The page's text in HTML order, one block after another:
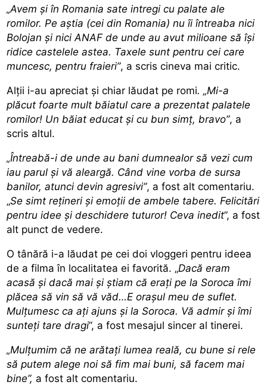
„Avem și în Romania sate intregi cu palate ale
romilor. Pe aștia (cei din Romania) nu îi întreaba nici
Bolojan și nici ANAF de unde au avut milioane să își
ridice castelele astea. Taxele sunt pentru cei care
muncesc, pentru fraieri”, a scris cineva mai critic.
Alții i-au apreciat și chiar lăudat pe romi. „Mi-a
plăcut foarte mult băiatul care a prezentat palatele
romilor! Un băiat educat și cu bun simț, bravo”, a
scris altul.
„Întreabă-i de unde au bani dumnealor să vezi cum
iau parul și vă aleargă. Când vine vorba de sursa
banilor, atunci devin agresivi”, a fost alt comentariu.
„Se simt rețineri și emoții de ambele tabere. Felicitări
pentru idee și deschidere tuturor! Ceva inedit”, a fost
alt punct de vedere.
O tânără i-a lăudat pe cei doi vloggeri pentru ideea
de a filma în localitatea ei favorită. „Dacă eram
acasă și dacă mai și știam că erați pe la Soroca îmi
plăcea să vin să vă văd…E orașul meu de suflet.
Mulțumesc ca ați ajuns și la Soroca. Vă admir și îmi
sunteți tare dragi”, a fost mesajul sincer al tinerei.
„Mulțumim că ne arătați lumea reală, cu bune si rele
să putem alege noi să fim mai buni, să facem mai
bine”, a fost alt comentariu.